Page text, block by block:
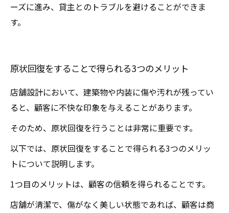
ーズに進み、貸主とのトラブルを避けることができま
す。
原状回復をすることで得られる3つのメリット
店舗設計において、建築物や内装に傷や汚れが残ってい
ると、顧客に不快な印象を与えることがあります。
そのため、原状回復を行うことは非常に重要です。
以下では、原状回復をすることで得られる3つのメリッ
トについて説明します。
1つ目のメリットは、顧客の信頼を得られることです。
店舗が清潔で、傷がなく美しい状態であれば、顧客は商